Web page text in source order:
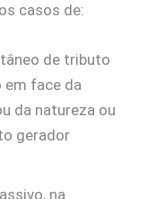
casos de:
de tributo
em face da
da natureza ou
gerador
na